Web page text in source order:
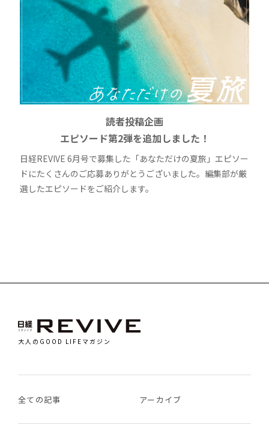
読者投稿企画
エピソード第2弾を追加しました！
日経REVIVE 6月号で募集した「あなただけの夏旅」エピソー
ドにたくさんのご応募ありがとうございました。編集部が厳
選したエピソードをご紹介します。
大人のGOOD LIFEマガジン
全ての記事 アーカイブ